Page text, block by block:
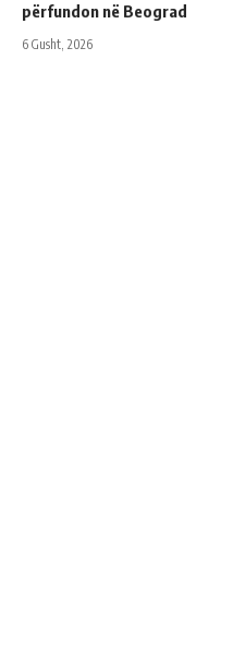
përfundon në Beograd
6 Gusht, 2026